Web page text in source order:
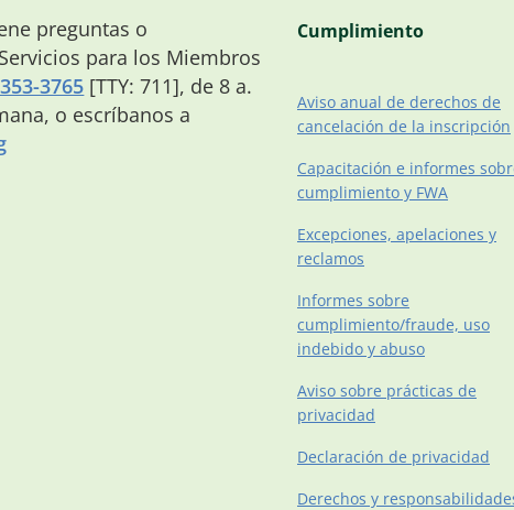
preguntas o
para los Miembros
3765 [TTY: 711], de 8 a.
o escríbanos a
Cumplimiento
Aviso anual de derechos de
cancelación de la inscripción
Capacitación e informes
cumplimiento y FWA
Excepciones, apelaciones y
reclamos
Informes sobre
cumplimiento/fraude, uso
indebido y abuso
Aviso sobre prácticas de
privacidad
Declaración de privacidad
Derechos y